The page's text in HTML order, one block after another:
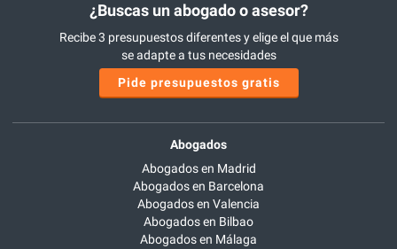
¿Buscas un abogado o asesor?
Recibe 3 presupuestos diferentes y elige el que más
se adapte a tus necesidades
Pide presupuestos gratis
Abogados
Abogados en Madrid
Abogados en Barcelona
Abogados en Valencia
Abogados en Bilbao
Abogados en Málaga